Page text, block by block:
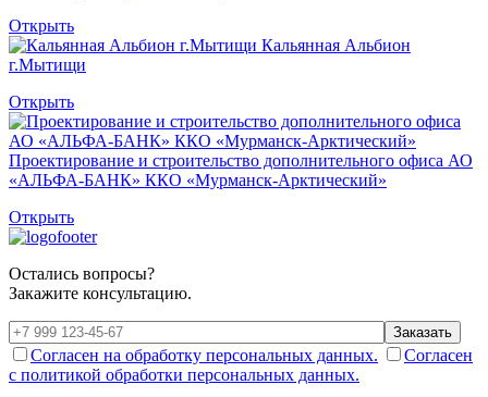
Открыть
Кальянная Альбион
г.Мытищи
Открыть
Проектирование и строительство дополнительного офиса АО
«АЛЬФА-БАНК» ККО «Мурманск-Арктический»
Открыть
Остались вопросы?
Закажите консультацию.
Заказать
Согласен на обработку персональных данных.
Согласен
с политикой обработки персональных данных.